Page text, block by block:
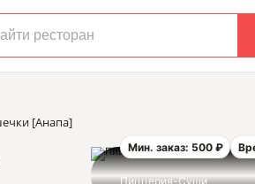
[Анапа]
Мин. заказ: 500 ₽
Пиццерия-Суши